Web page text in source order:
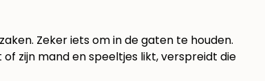
Zeker iets om in de gaten te houden.
zijn mand en speeltjes likt, verspreidt die